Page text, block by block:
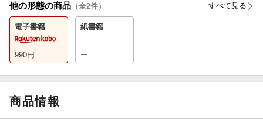
他の形態の商品 （全2件） すべて見る
電子書籍
990円
紙書籍
ー
商品情報